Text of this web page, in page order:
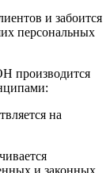
и забоится
персональных
производится
на
и законных